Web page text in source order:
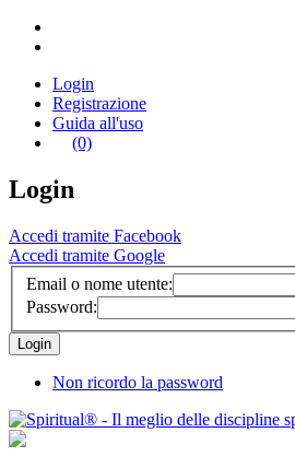
Login
Registrazione
Guida all'uso
(0)
Login
Accedi tramite Facebook
Accedi tramite Google
Email o nome utente:
Password:
Non ricordo la password